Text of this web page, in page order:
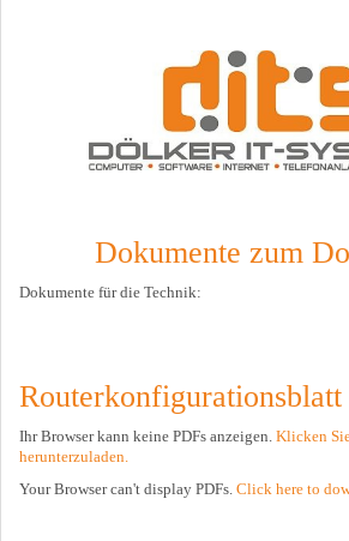
Dokumente zum
Dokumente für die Technik:
Routerkonfigurationsblatt
Ihr Browser kann keine PDFs anzeigen. Klicken
herunterzuladen.
Your Browser can't display PDFs. Click here to